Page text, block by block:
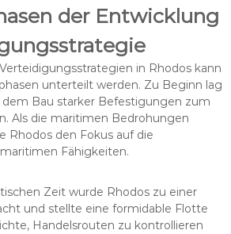
der Entwicklung
in Rhodos kann
unterteilt werden. Zu Beginn lag
Bau starker Befestigungen zum
Als die maritimen Bedrohungen
Rhodos den Fokus auf die
Fähigkeiten.
Zeit wurde Rhodos zu einer
und stellte eine formidable Flotte
Handelsrouten zu kontrollieren